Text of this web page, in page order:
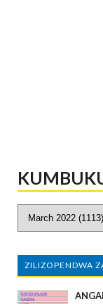
ZILIZOPENDWA